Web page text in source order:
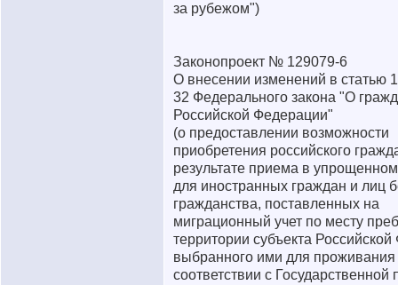
за рубежом")
Законопроект № 129079-6
О внесении изменений в статью
32 Федерального закона "О
Российской Федерации"
(о предоставлении возможности
приобретения российского
результате приема в
для иностранных граждан и лиц
гражданства, поставленных на
миграционный учет по месту
территории субъекта
выбранного ими для проживания
соответствии с Государственной